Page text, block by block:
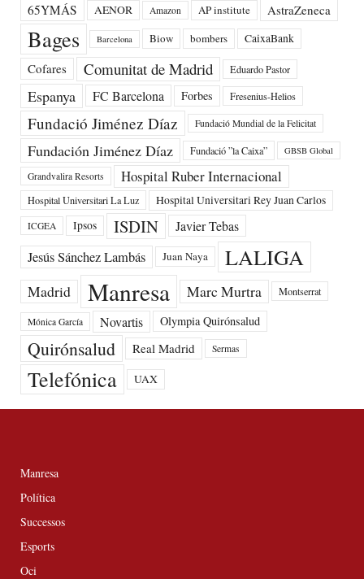
65YMÁS AENOR Amazon AP institute AstraZeneca
Bages Barcelona Biow bombers CaixaBank
Cofares Comunitat de Madrid Eduardo Pastor
Espanya FC Barcelona Forbes Fresenius-Helios
Fundació Jiménez Díaz Fundació Mundial de la Felicitat
Fundación Jiménez Díaz Fundació ”la Caixa” GBSB Global
Grandvalira Resorts Hospital Ruber Internacional
Hospital Universitari La Luz Hospital Universitari Rey Juan Carlos
ICGEA Ipsos ISDIN Javier Tebas
Jesús Sánchez Lambás Juan Naya LALIGA
Madrid Manresa Marc Murtra Montserrat
Mónica García Novartis Olympia Quirónsalud
Quirónsalud Real Madrid Sermas
Telefónica UAX
Manresa
Política
Successos
Esports
Oci